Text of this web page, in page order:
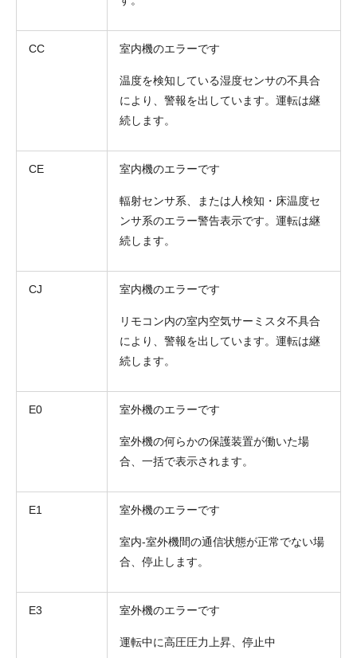
CC 室内機のエラーです
温度を検知している湿度センサの不具合
により、警報を出しています。運転は継
続します。
CE 室内機のエラーです
輻射センサ系、または人検知・床温度セ
ンサ系のエラー警告表示です。運転は継
続します。
CJ 室内機のエラーです
リモコン内の室内空気サーミスタ不具合
により、警報を出しています。運転は継
続します。
E0 室外機のエラーです
室外機の何らかの保護装置が働いた場
合、一括で表示されます。
E1 室外機のエラーです
室内-室外機間の通信状態が正常でない場
合、停止します。
E3 室外機のエラーです
運転中に高圧圧力上昇、停止中
折り返しのご連絡 お電話
メール
送信する